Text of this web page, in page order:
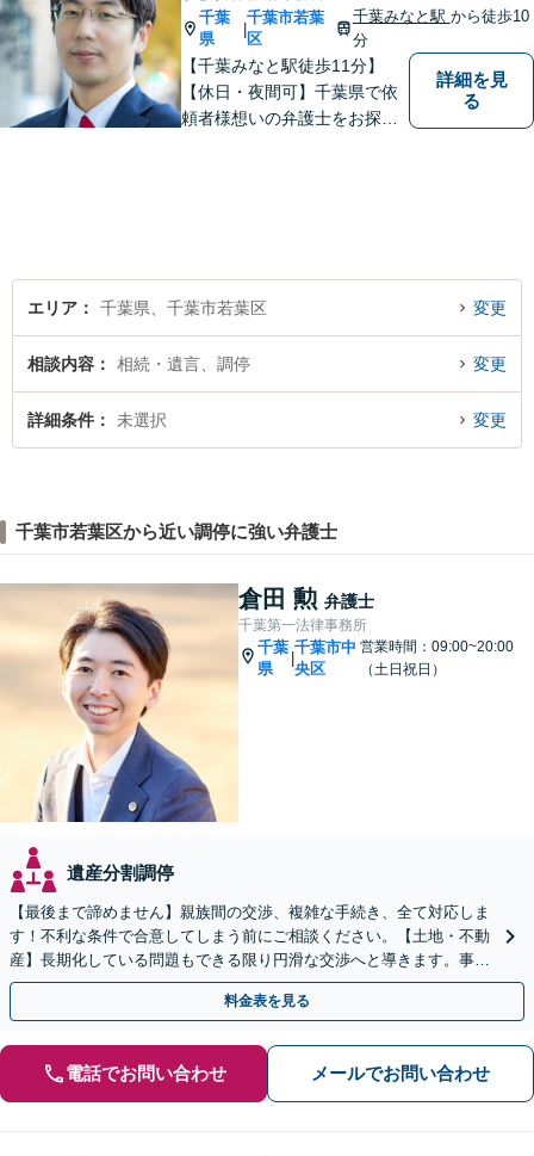
千葉
県
|
千葉市若葉
区
千葉みなと駅 から徒歩10
分
【千葉みなと駅徒歩11分】
【休日・夜間可】千葉県で依
頼者様想いの弁護士をお探し
通事故など、あらゆる問題に
対応可能◎
詳細を見
る
エリア 千葉県、千葉市若葉区 変更
相談内容 相続・遺言、調停 変更
詳細条件 未選択 変更
千葉市若葉区から近い調停に強い弁護士
倉田 勲 弁護士
千葉第一法律事務所
千葉
県
千葉市中
央区
営業時間：09:00~20:00
（土日祝日）
遺産分割調停
【最後まで諦めません】親族間の交渉、複雑な手続き、全て対応しま
す！不利な条件で合意してしまう前にご相談ください。【土地・不動
産】長期化している問題もできる限り円滑な交渉へと導きます。事業
承継／相続放棄も対応可能。【JR千葉駅近く】駐車場あり
料金表を見る
電話でお問い合わせ メールでお問い合わせ